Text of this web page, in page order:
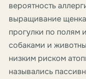
вероятность
выращивание
прогулки по полям
собаками и
низким риском
назывались